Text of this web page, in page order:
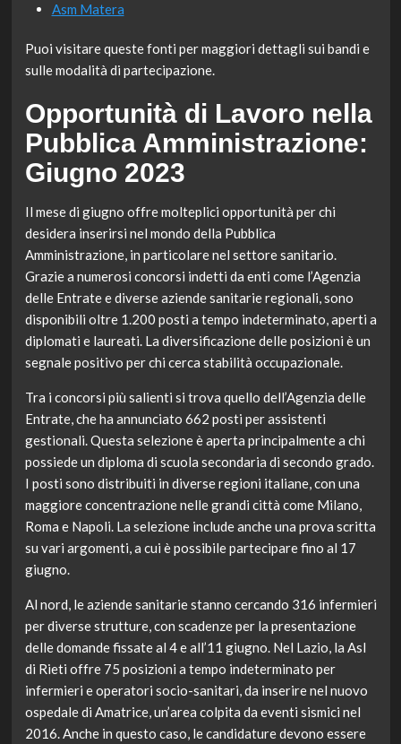
Asm Matera
Puoi visitare queste fonti per maggiori dettagli sui bandi e
sulle modalità di partecipazione.
Opportunità di Lavoro nella
Pubblica Amministrazione:
Giugno 2023
Il mese di giugno offre molteplici opportunità per chi
desidera inserirsi nel mondo della Pubblica
Amministrazione, in particolare nel settore sanitario.
Grazie a numerosi concorsi indetti da enti come l’Agenzia
delle Entrate e diverse aziende sanitarie regionali, sono
disponibili oltre 1.200 posti a tempo indeterminato, aperti a
diplomati e laureati. La diversificazione delle posizioni è un
segnale positivo per chi cerca stabilità occupazionale.
Tra i concorsi più salienti si trova quello dell’Agenzia delle
Entrate, che ha annunciato 662 posti per assistenti
gestionali. Questa selezione è aperta principalmente a chi
possiede un diploma di scuola secondaria di secondo grado.
I posti sono distribuiti in diverse regioni italiane, con una
maggiore concentrazione nelle grandi città come Milano,
Roma e Napoli. La selezione include anche una prova scritta
su vari argomenti, a cui è possibile partecipare fino al 17
giugno.
Al nord, le aziende sanitarie stanno cercando 316 infermieri
per diverse strutture, con scadenze per la presentazione
delle domande fissate al 4 e all’11 giugno. Nel Lazio, la Asl
di Rieti offre 75 posizioni a tempo indeterminato per
infermieri e operatori socio-sanitari, da inserire nel nuovo
ospedale di Amatrice, un’area colpita da eventi sismici nel
2016. Anche in questo caso, le candidature devono essere